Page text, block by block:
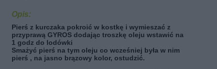
Opis:
Pierś z kurczaka pokroić w kostkę i wymieszać z
przyprawą GYROS dodając troszkę oleju wstawić na
1 godz do lodówki
Smażyć pierś na tym oleju co wcześniej była w nim
pierś , na jasno brązowy kolor, ostudzić.